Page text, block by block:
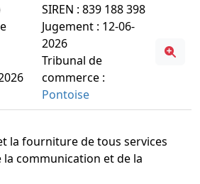
SIREN : 839 188 398
Jugement : 12-06-
2026
Tribunal de
commerce :
Pontoise
la fourniture de tous services
communication et de la